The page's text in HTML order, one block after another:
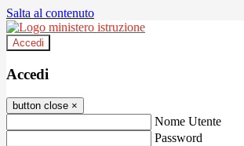
Salta al contenuto
Accedi
Accedi
button close ×
Nome Utente
Password